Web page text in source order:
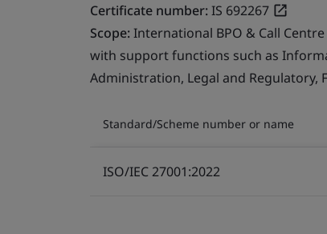
Certificate number:IS 692267
Scope:International BPO & Call
with support functions such as
Administration, Legal and Regulatory,
Standard/Scheme number or name
ISO/IEC 27001:2022